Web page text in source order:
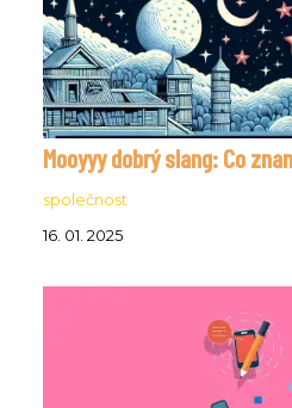
Mooyyy dobrý slang: Co
společnost
16. 01. 2025